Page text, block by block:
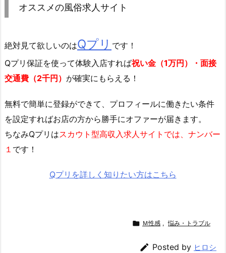
オススメの風俗求人サイト
絶対見て欲しいのはQプリ です！
Qプリ保証を使って体験入店すれば祝い金（1万円）・面接
交通費（2千円） が確実にもらえる！
無料で簡単に登録ができて、プロフィールに働きたい条件
を設定すればお店の方から勝手にオファーが届きます。
ちなみQプリはスカウト型高収入求人サイトでは、ナンバー
１ です！
Qプリを詳しく知りたい方はこちら
 Ｍ性感 , 悩み・トラブル
 Posted by ヒロシ